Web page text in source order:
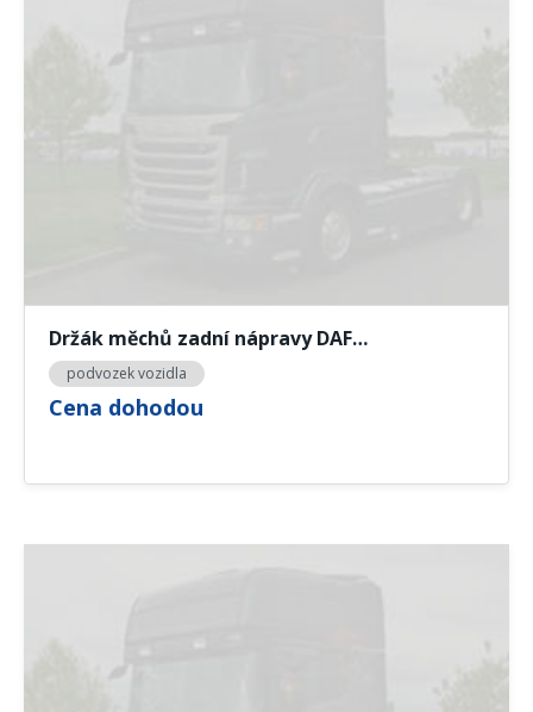
Držák měchů zadní nápravy DAF…
podvozek vozidla
Cena dohodou